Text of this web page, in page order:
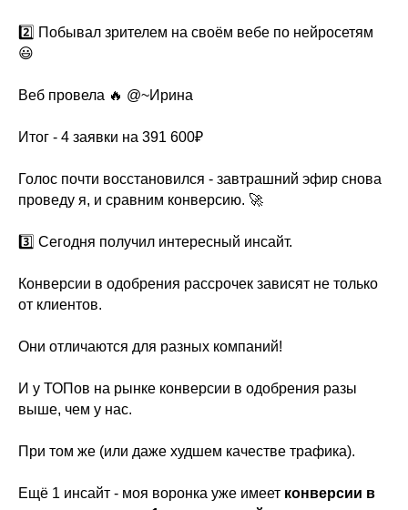
2️⃣ Побывал зрителем на своём вебе по нейросетям
😃
Веб провела 🔥 @~Ирина
Итог - 4 заявки на 391 600₽
Голос почти восстановился - завтрашний эфир снова
проведу я, и сравним конверсию. 🚀
3️⃣ Сегодня получил интересный инсайт.
Конверсии в одобрения рассрочек зависят не только
от клиентов.
Они отличаются для разных компаний!
И у ТОПов на рынке конверсии в одобрения разы
выше, чем у нас.
При том же (или даже худшем качестве трафика).
Ещё 1 инсайт - моя воронка уже имеет конверсии в